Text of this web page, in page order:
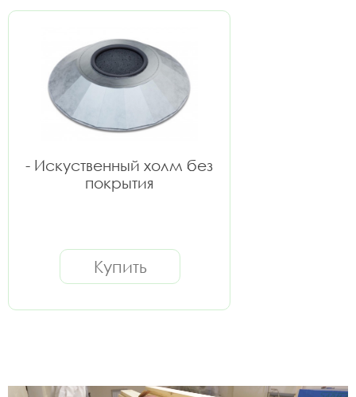
- Искуственный холм без
покрытия
Купить